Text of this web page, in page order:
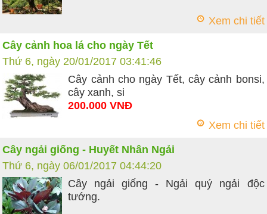
Xem chi tiết
Cây cảnh hoa lá cho ngày Tết
Thứ 6, ngày 20/01/2017 03:41:46
Cây cảnh cho ngày Tết, cây cảnh bonsi,
cây xanh, si
200.000 VNĐ
Xem chi tiết
Cây ngải giống - Huyết Nhân Ngải
Thứ 6, ngày 06/01/2017 04:44:20
Cây ngải giống - Ngải quý ngải độc
tướng.